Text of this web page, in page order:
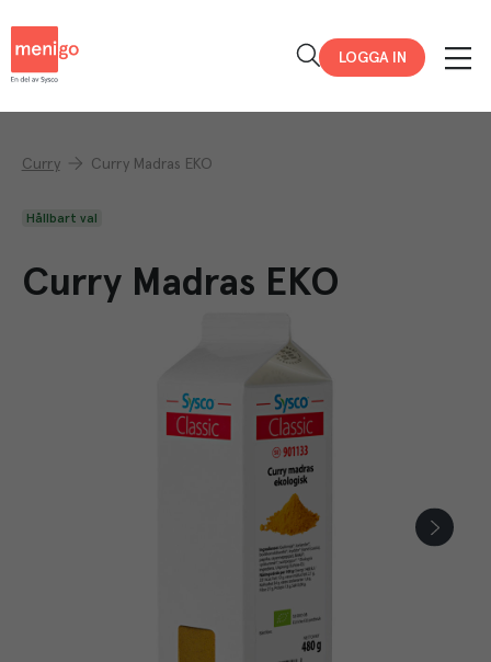
LOGGA IN
Curry Curry Madras EKO
Hållbart val
Curry Madras EKO